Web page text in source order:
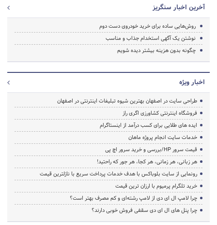
آخرین اخبار سنگریز
روش‌هایی ساده برای خرید خودروی دست دوم
نوشتن یک آگهی استخدام جذاب و مناسب
چگونه بدون هزینه بیشتر دیده شویم
اخبار ویژه
طراحی سایت در اصفهان بهترین شیوه تبلیغات اینترنتی در اصفهان
فروشگاه اینترنتی کشاورزی اگری راز
ایده های طلایی برای کسب درآمد از اینستاگرام
خدمات سایت انجام پروژه ماهان
قیمت سرور HP/بررسی و خرید سرور اچ پی
هر زبانی، هر زمانی، هر کجا، هر جور که راحتید!
رونمایی از سایت بلوباکس با هدف خدمات پرداخت سریع با نازلترین قیمت
خرید تلگرام پرمیوم با ارزان ترین قیمت
چرا لامپ ال ای دی از لامپ رشته‌ای و کم مصرف بهتر است؟
چرا پنل های ال ای دی سقفی فروش خوبی دارند؟